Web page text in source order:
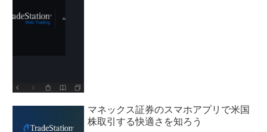
マネックス証券のスマホアプリで米国
株取引する快適さを知ろう